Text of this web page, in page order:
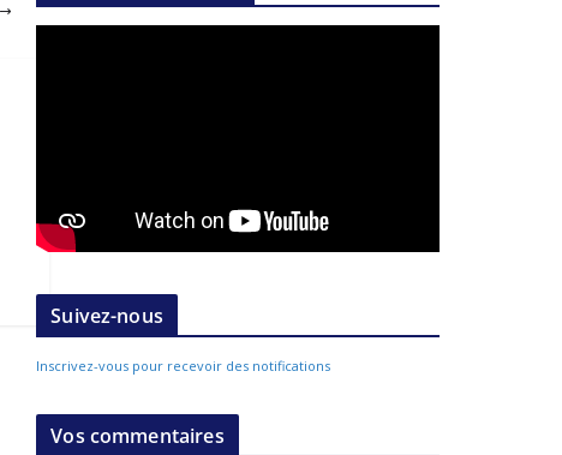
Suivez-nous
Inscrivez-vous pour recevoir des notifications
Vos commentaires